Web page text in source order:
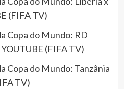
(FIFA TV)
Copa do Mundo: RD
(FIFA TV)
Copa do Mundo: Tanzânia
TV)